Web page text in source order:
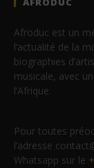
Afroduc est un
l’actualité de la
biographies
musicale, avec
l’Afrique.
Pour toutes
l’adresse
Whatsapp sur le